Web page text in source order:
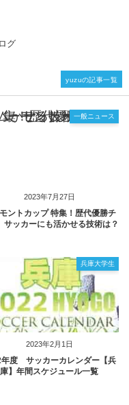
グ
2023年7月27日
一般ニュース
ントカップ 特集！歴代優勝チ
サッカーにも活かせる技術は？
2023年2月1日
兵庫大学生
度 サッカーカレンダー【兵
庫】年間スケジュール一覧
yuzuの記事一覧